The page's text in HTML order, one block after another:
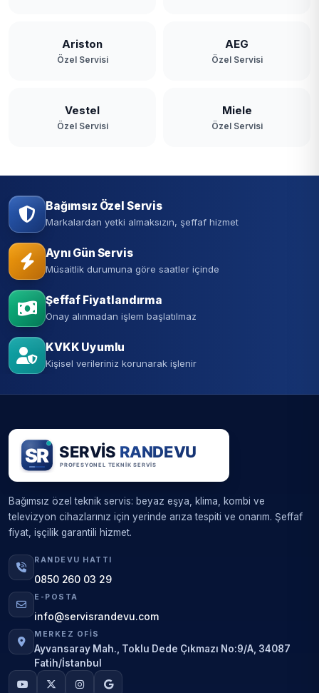
Ariston
Özel Servisi
AEG
Özel Servisi
Vestel
Özel Servisi
Miele
Özel Servisi
Bağımsız Özel Servis
Markalardan yetki almaksızın, şeffaf hizmet
Aynı Gün Servis
Müsaitlik durumuna göre saatler içinde
Şeffaf Fiyatlandırma
Onay alınmadan işlem başlatılmaz
KVKK Uyumlu
Kişisel verileriniz korunarak işlenir
Bağımsız özel teknik servis: beyaz eşya, klima, kombi ve
televizyon cihazlarınız için yerinde arıza tespiti ve onarım. Şeffaf
fiyat, işçilik garantili hizmet.
RANDEVU HATTI
0850 260 03 29
E-POSTA
info@servisrandevu.com
MERKEZ OFIS
Ayvansaray Mah., Toklu Dede Çıkmazı No:9/A, 34087
Fatih/İstanbul